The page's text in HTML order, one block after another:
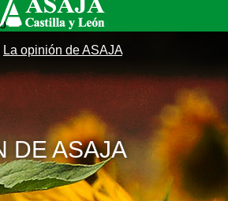
La opinión de ASAJA
DE ASAJA